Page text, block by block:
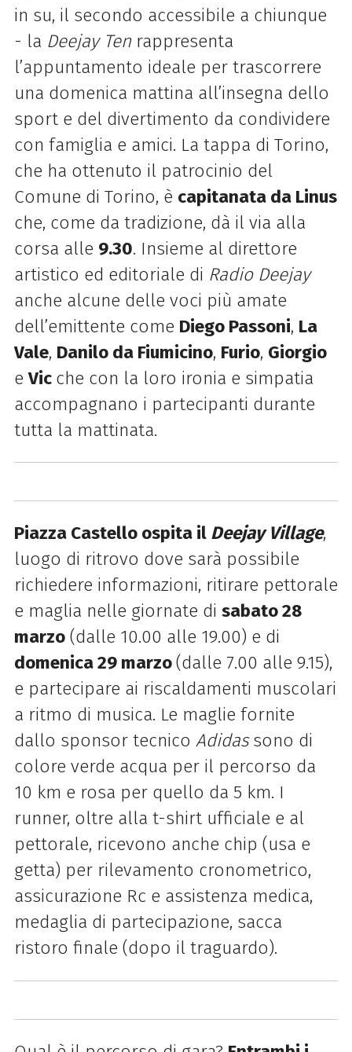
in su, il secondo accessibile a chiunque
- la Deejay Tenrappresenta
l’appuntamento ideale per trascorrere
una domenica mattina all’insegna dello
sport e del divertimento da condividere
con famiglia e amici. La tappa di Torino,
che ha ottenuto il patrocinio del
Comune di Torino, è capitanata da Linus
che, come da tradizione, dà il via alla
corsa alle 9.30. Insieme al direttore
artistico ed editoriale di Radio Deejay
anche alcune delle voci più amate
dell’emittente come Diego Passoni, La
Vale, Danilo da Fiumicino, Furio, Giorgio
eVic che con la loro ironia e simpatia
accompagnano i partecipanti durante
tutta la mattinata.
Piazza Castello ospita il Deejay Village,
luogo di ritrovo dove sarà possibile
richiedere informazioni, ritirare pettorale
e maglia nelle giornate di sabato 28
marzo(dalle 10.00 alle 19.00) e di
domenica 29 marzo(dalle 7.00 alle 9.15),
e partecipare ai riscaldamenti muscolari
a ritmo di musica. Le maglie fornite
dallo sponsor tecnico Adidassono di
colore verde acqua per il percorso da
10 km e rosa per quello da 5 km. I
runner, oltre alla t-shirt ufficiale e al
pettorale, ricevono anche chip (usa e
getta) per rilevamento cronometrico,
assicurazione Rc e assistenza medica,
medaglia di partecipazione, sacca
ristoro finale (dopo il traguardo).